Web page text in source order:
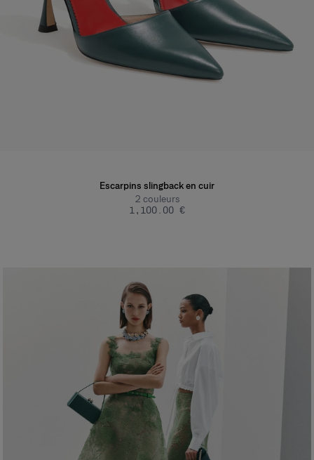
Escarpins slingback en cuir
2 couleurs
‌1,100.00 €